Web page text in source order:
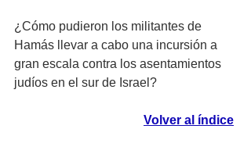
¿Cómo pudieron los militantes de
Hamás llevar a cabo una incursión a
gran escala contra los asentamientos
judíos en el sur de Israel?
Volver al índice